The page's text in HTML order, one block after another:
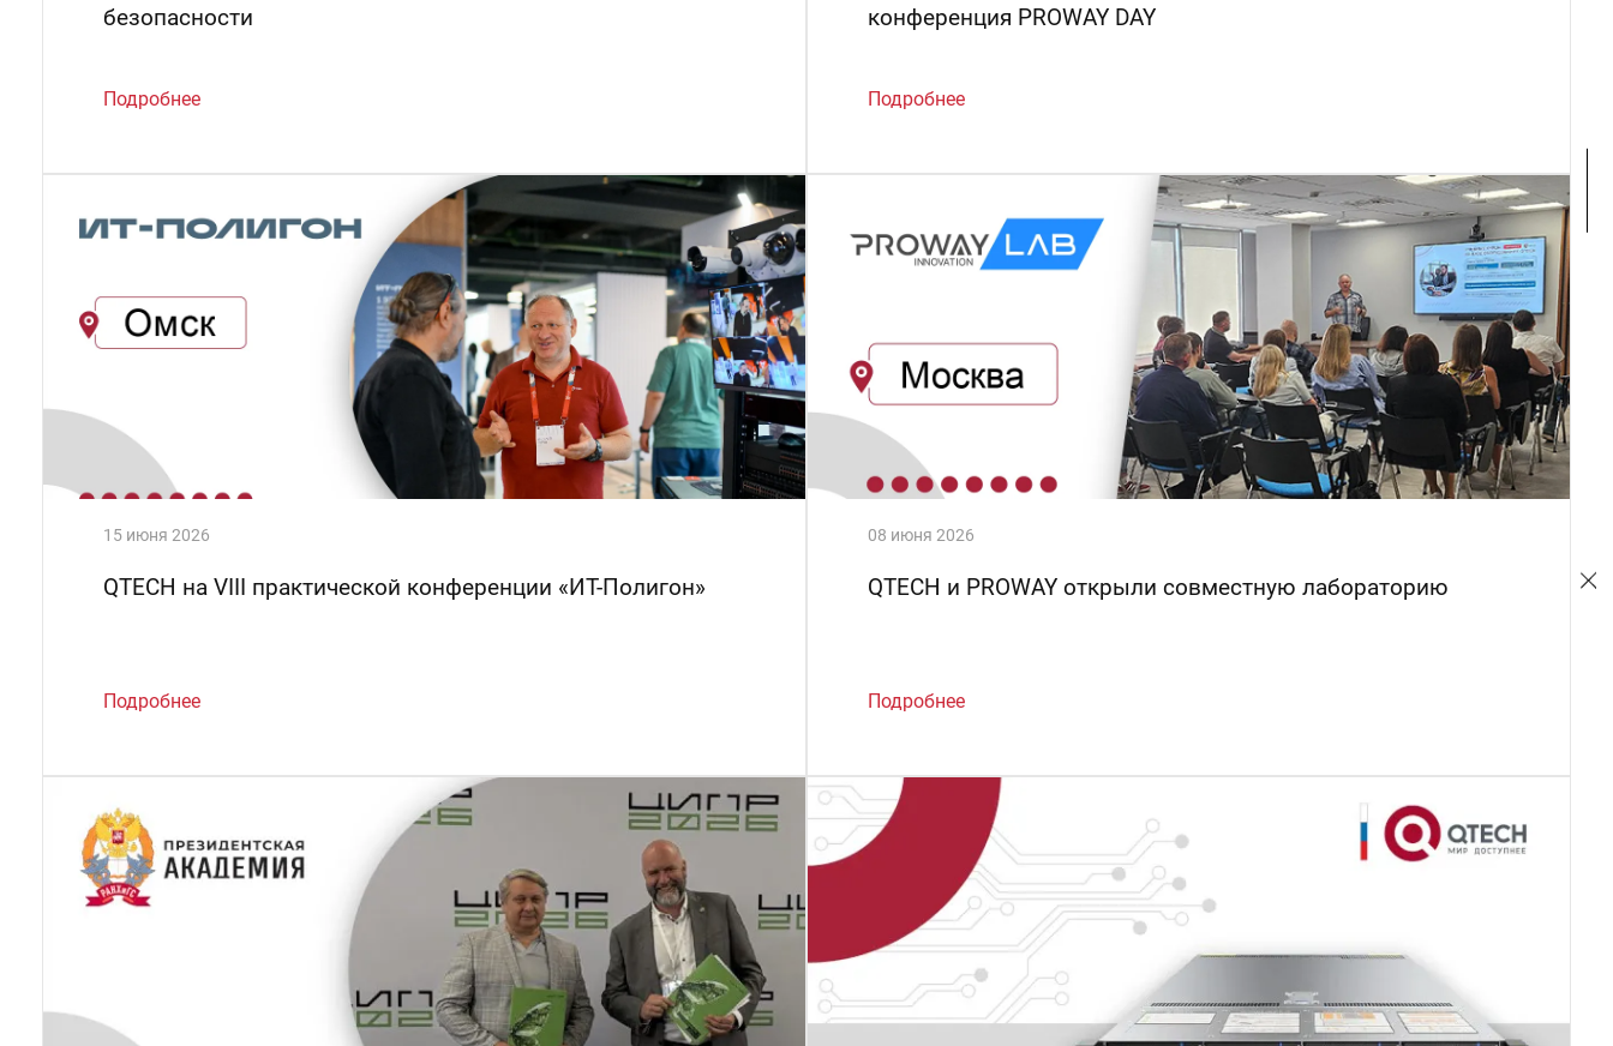
безопасности
Подробнее
конференция PROWAY DAY
Подробнее
15 июня 2026
QTECH на VIII практической конференции «ИТ-Полигон»
Подробнее
08 июня 2026
QTECH и PROWAY открыли совместную лабораторию
Подробнее